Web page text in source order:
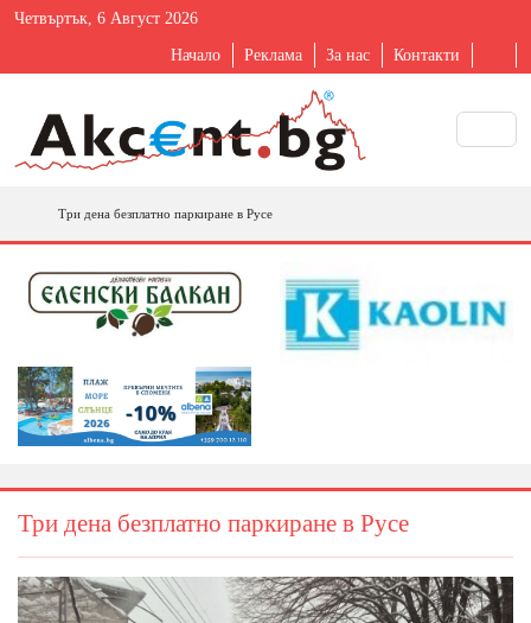
Четвъртък, 6 Август 2026
Начало Реклама За нас Контакти
Три дена безплатно паркиране в Русе
Три дена безплатно паркиране в Русе